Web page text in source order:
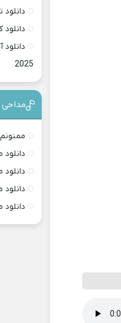
دانلود
دانلود
2025
مداحی
دانلود